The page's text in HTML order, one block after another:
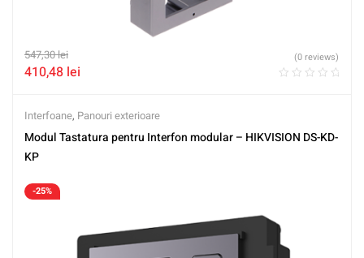
547,30lei
410,48 lei
(0 reviews)
Interfoane, Panouri exterioare
Modul Tastatura pentru Interfon modular – HIKVISION DS-KD-
KP
-25%